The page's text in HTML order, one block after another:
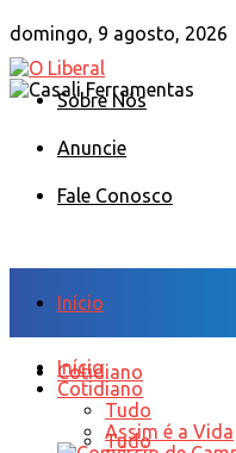
domingo, 9 agosto, 2026
Sobre Nós
Anuncie
Fale Conosco
Início
Cotidiano
Tudo
Início
Cotidiano
Tudo
Assim é a Vida